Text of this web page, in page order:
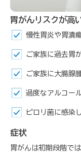
胃がんリスクが高
慢性胃炎や胃潰
ご家族に過去胃
ご家族に大腸腺
過度なアルコー
ピロリ菌に感染
症状
胃がんは初期段階で